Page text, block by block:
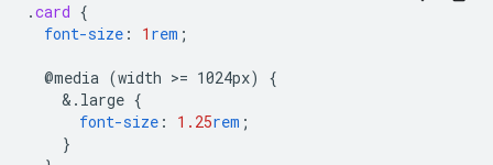
.card {
font-size : 1 rem ;
@media (width >= 1024px)
{
& .large {
font-size : 1.25rem ;
}